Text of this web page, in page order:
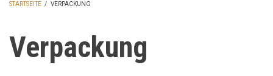
STARTSEITE / VERPACKUNG
Verpackung